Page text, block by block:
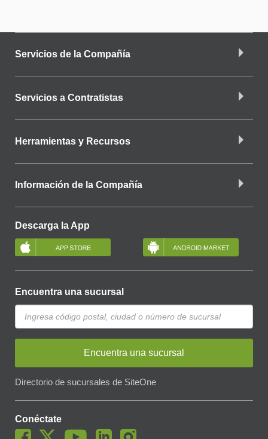
Servicios de la Compañía
Servicios a Contratistas
Herramientas y Recursos
Información de la Compañía
Descarga la App
Encuentra una sucursal
Encuentra una sucursal
Directorio de sucursales de SiteOne
Conéctate